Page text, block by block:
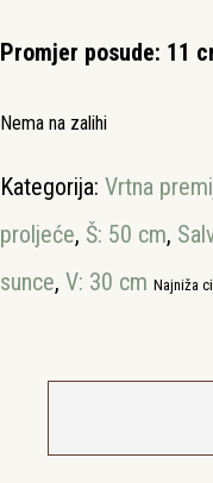
Promjer posude: 11
Nema na zalihi
Kategorija: Vrtna
proljeće, Š: 50 cm,
sunce, V: 30 cm Najniža